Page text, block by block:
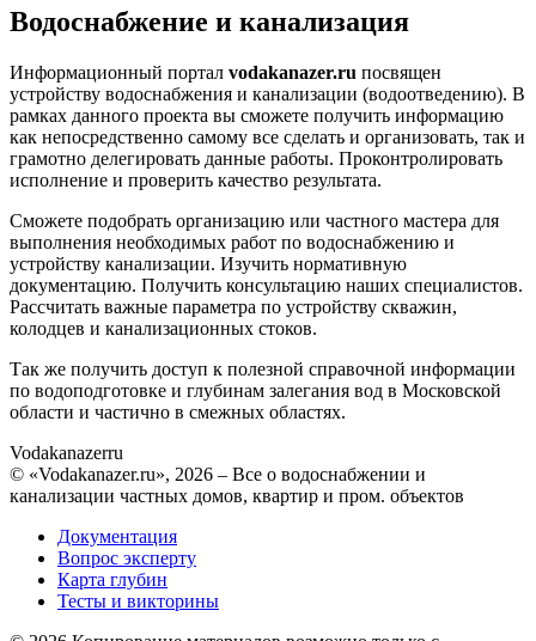
Водоснабжение и канализация
Информационный портал vodakanazer.ru посвящен
устройству водоснабжения и канализации (водоотведению). В
рамках данного проекта вы сможете получить информацию
как непосредственно самому все сделать и организовать, так и
грамотно делегировать данные работы. Проконтролировать
исполнение и проверить качество результата.
Сможете подобрать организацию или частного мастера для
выполнения необходимых работ по водоснабжению и
устройству канализации. Изучить нормативную
документацию. Получить консультацию наших специалистов.
Рассчитать важные параметра по устройству скважин,
колодцев и канализационных стоков.
Так же получить доступ к полезной справочной информации
по водоподготовке и глубинам залегания вод в Московской
области и частично в смежных областях.
Vodakanazerru
© «Vodakanazer.ru», 2026 – Все о водоснабжении и
канализации частных домов, квартир и пром. объектов
Документация
Вопрос эксперту
Карта глубин
Тесты и викторины